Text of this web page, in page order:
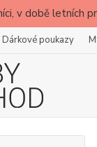
v době letních
Dárkové poukazy